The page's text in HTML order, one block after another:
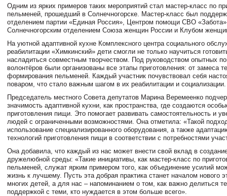
Одним из ярких примеров таких мероприятий стал мастер-класс по
пельменей, прошедший в Солнечногорске. Мастер-класс был
отделением партии «Единая Россия», Центром помощи СВО
Солнечногорским отделением Союза женщин России и Клубом
На уютной адаптивной кухне Комплексного центра социального
реабилитации «Химкинский» дети смогли не только научиться
насладиться совместным творчеством. Под руководством опытных
волонтёров были организованы все этапы приготовления: от замеса
формирования пельменей. Каждый участник почувствовал себя
поваром, что стало важным шагом в их реабилитации и социализации.
Председатель местного Совета депутатов Марина Веремеенко
значимость адаптивной кухни, как пространства, где создаются
приготовления пищи. Это помогает развивать самостоятельность и
людей с ограниченными возможностями. Она отметила: «Такой
использование специализированного оборудования, а также
технологий приготовления пищи в соответствии с потребностями
Она добавила, что каждый из нас может внести свой вклад в
дружелюбной среды: «Такие инициативы, как мастер-класс по
пельменей, служат ярким примером того, как объединение усилий
жизнь к лучшему. Пусть эта добрая практика станет началом нового
многих детей, а для нас – напоминанием о том, как важно делиться
поддержкой с теми, кто нуждается в этом больше всего».